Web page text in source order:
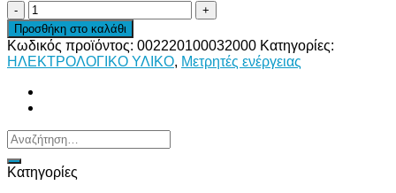
ΚΙΛΟΒΑΤΟΩΡΟΜΕΤΡΟ
ΡΑΓΑΣ
ΨΗΦΙΑΚΟ
1Φ
10-
100Α
ποσότητα
Προσθήκη στο καλάθι
Κωδικός προϊόντος: 002220100032000 Κατηγορίες:
ΗΛΕΚΤΡΟΛΟΓΙΚΟ ΥΛΙΚΟ, Μετρητές ενέργειας
Αναζήτηση
για:
Κατηγορίες